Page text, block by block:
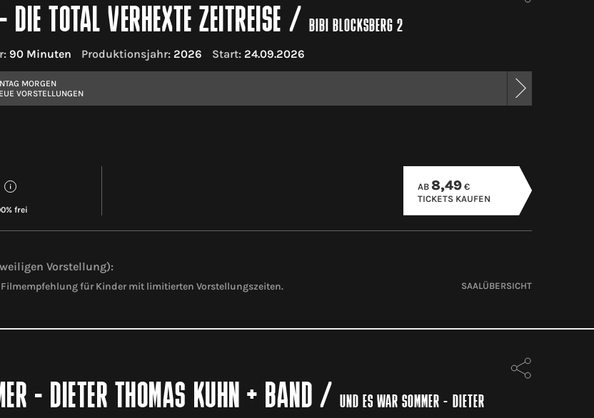
TOTAL VERHEXTE ZEITREISE / BIBI BLOCKSBERG 2
90 Minuten Produktionsjahr: 2026 Start: 24.09.2026
MORGEN
VORSTELLUNGEN
i
frei
AB 8,49€
TICKETS KAUFEN
Vorstellung):
Filmempfehlung für Kinder mit limitierten Vorstellungszeiten. SAALÜBERSICHT
- DIETER THOMAS KUHN + BAND /UND ES WAR SOMMER - DIETER